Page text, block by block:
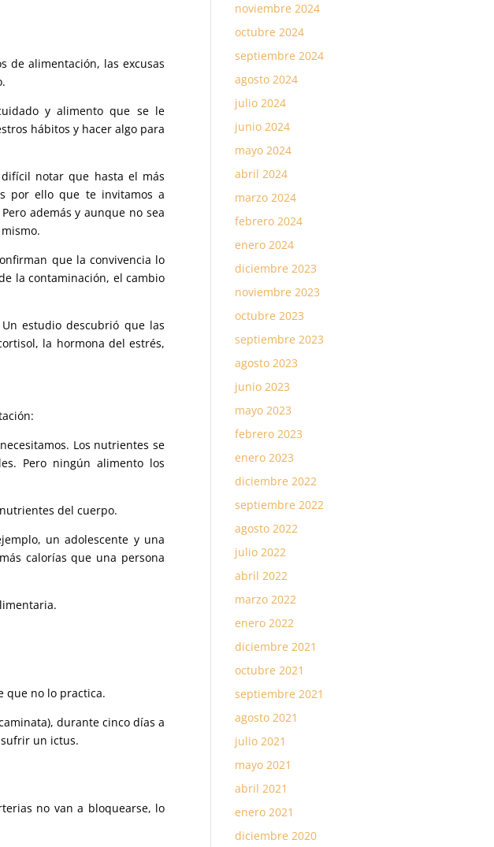
de alimentación, las excusas
y alimento que se le
hábitos y hacer algo para
notar que hasta el más
por ello que te invitamos a
además y aunque no sea
que la convivencia lo
la contaminación, el cambio
estudio descubrió que las
la hormona del estrés,
Los nutrientes se
Pero ningún alimento los
del cuerpo.
un adolescente y una
calorías que una persona
que no lo practica.
durante cinco días a
un ictus.
no van a bloquearse, lo
noviembre 2024
octubre 2024
septiembre 2024
agosto 2024
julio 2024
junio 2024
mayo 2024
abril 2024
marzo 2024
febrero 2024
enero 2024
diciembre 2023
noviembre 2023
octubre 2023
septiembre 2023
agosto 2023
junio 2023
mayo 2023
febrero 2023
enero 2023
diciembre 2022
septiembre 2022
agosto 2022
julio 2022
abril 2022
marzo 2022
enero 2022
diciembre 2021
octubre 2021
septiembre 2021
agosto 2021
julio 2021
mayo 2021
abril 2021
enero 2021
diciembre 2020